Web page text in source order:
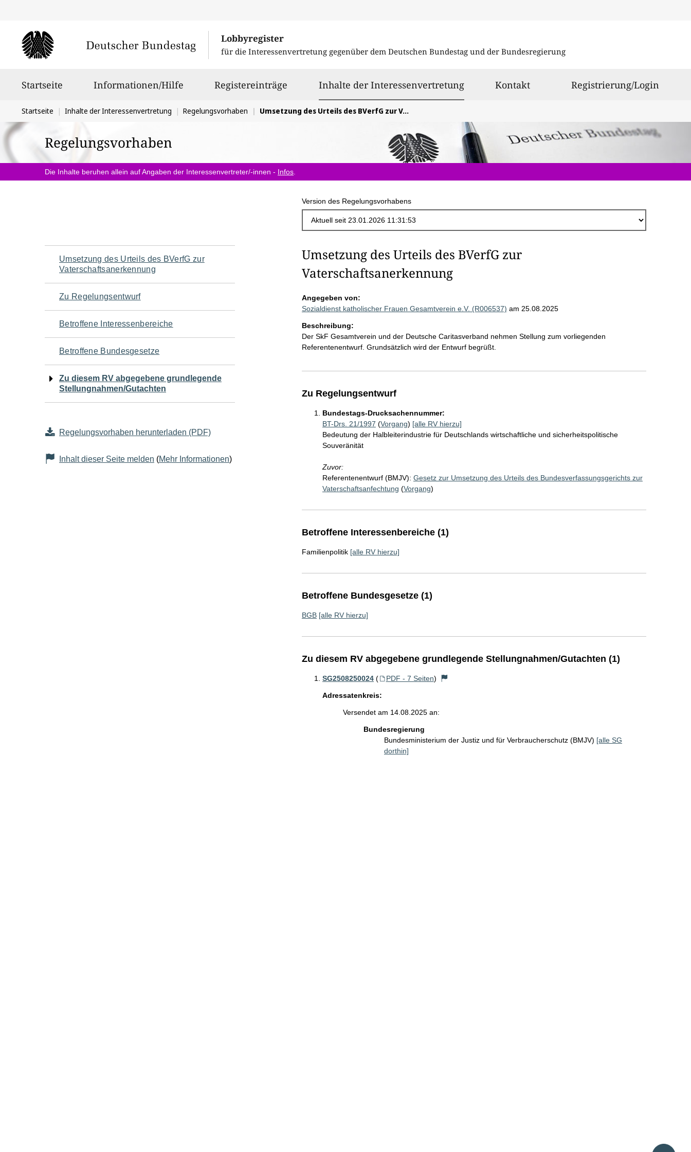
Lobbyregister
für die Interessenvertretung gegenüber dem Deutschen Bundestag und der Bundesregierung
Startseite Informationen/Hilfe Registereinträge Inhalte der Interessenvertretungausgewählt
Kontakt Registrierung/Login
Sie
befinden
sich
hier:
Startseite Inhalte der Interessenvertretung Regelungsvorhaben Umsetzung des Urteils des BVerfG zur Vaterschaftsanerkennung
Regelungsvorhaben
Die Inhalte beruhen allein auf Angaben der Interessenvertreter/-innen - Infos
Version des Regelungsvorhabens
Navigation
für
den
Seiteninhalt
Umsetzung des Urteils des BVerfG zur
Vaterschaftsanerkennung
Zu Regelungsentwurf
Betroffene Interessenbereiche
Betroffene Bundesgesetze
Zu diesem RV abgegebene grundlegende
Stellungnahmen/Gutachten
Regelungsvorhaben herunterladen (PDF)
Inhalt dieser Seite melden (Mehr Informationen)
Umsetzung des Urteils des BVerfG zur
Vaterschaftsanerkennung
Angegeben von:
Sozialdienst katholischer Frauen Gesamtverein e.V. (R006537) am 25.08.2025
Beschreibung:
Der SkF Gesamtverein und der Deutsche Caritasverband nehmen Stellung zum vorliegenden
Referentenentwurf. Grundsätzlich wird der Entwurf begrüßt.
Zu Regelungsentwurf
Bundestags-Drucksachennummer:
BT-Drs. 21/1997 (Vorgang) [alle RV hierzu]
Bedeutung der Halbleiterindustrie für Deutschlands wirtschaftliche und sicherheitspolitische
Souveränität
Zuvor:
Referentenentwurf (BMJV): Gesetz zur Umsetzung des Urteils des Bundesverfassungsgerichts zur
Vaterschaftsanfechtung (Vorgang)
Betroffene Interessenbereiche (1)
Familienpolitik [alle RV hierzu]
Betroffene Bundesgesetze (1)
BGB [alle RV hierzu]
Zu diesem RV abgegebene grundlegende Stellungnahmen/Gutachten (1)
SG2508250024 ( PDF - 7 Seiten)
Adressatenkreis:
Versendet am 14.08.2025 an:
Bundesregierung
Bundesministerium der Justiz und für Verbraucherschutz (BMJV) [alle SG
dorthin]